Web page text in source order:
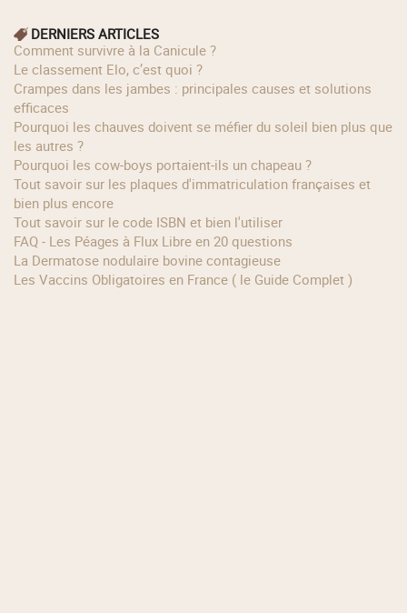
DERNIERS ARTICLES
Comment survivre à la Canicule ?
Le classement Elo, c’est quoi ?
Crampes dans les jambes : principales causes et solutions
efficaces
Pourquoi les chauves doivent se méfier du soleil bien plus que
les autres ?
Pourquoi les cow‑boys portaient‑ils un chapeau ?
Tout savoir sur les plaques d'immatriculation françaises et
bien plus encore
Tout savoir sur le code ISBN et bien l'utiliser
FAQ - Les Péages à Flux Libre en 20 questions
La Dermatose nodulaire bovine contagieuse
Les Vaccins Obligatoires en France ( le Guide Complet )